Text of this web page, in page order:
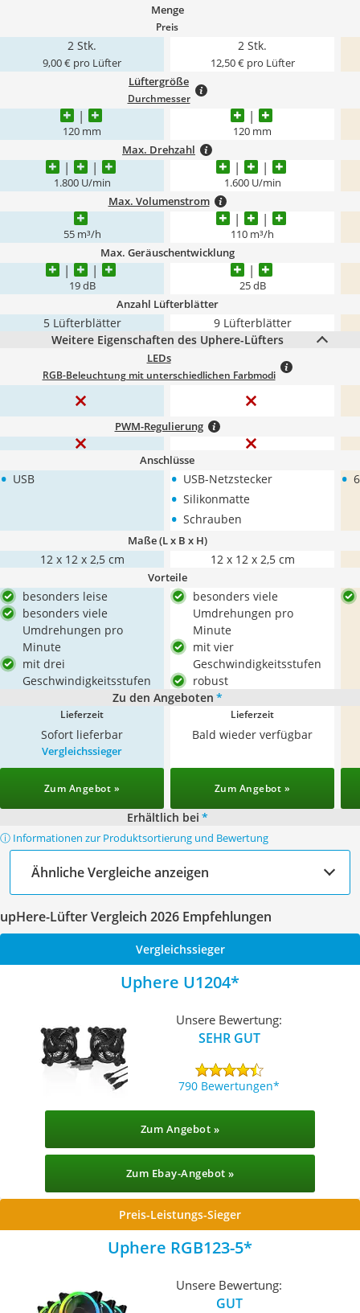
Menge
Preis
2 Stk.
9,00 € pro Lüfter
2 Stk.
12,50 € pro Lüfter
Lüftergröße
Durchmesser
120 mm 120 mm
Max. Drehzahl
1.800 U/min 1.600 U/min
Max. Volumenstrom
55 m³/h 110 m³/h
Max. Geräuschentwicklung
19 dB 25 dB
Anzahl Lüfterblätter
5 Lüfterblätter
9 Lüfterblätter
Weitere Eigenschaften des Uphere-Lüfters
LEDs
RGB-Beleuchtung mit unterschiedlichen Farbmodi
PWM-Regulierung
Anschlüsse
• USB • USB-Netzstecker
• Silikonmatte
• Schrauben
•
Maße (L x B x H)
12 x 12 x 2,5 cm 12 x 12 x 2,5 cm
Vorteile
besonders leise
besonders viele
Umdrehungen pro
Minute
mit drei
Geschwindigkeitsstufen
besonders viele
Umdrehungen pro
Minute
mit vier
Geschwindigkeitsstufen
robust
Zu den Angeboten *
Lieferzeit
Sofort lieferbar
Lieferzeit
Bald wieder verfügbar
Vergleichssieger
Zum Angebot » Zum Angebot »
Erhältlich bei *
ⓘ Informationen zur Produktsortierung und Bewertung
Ähnliche Vergleiche anzeigen
upHere-Lüfter Vergleich 2026 Empfehlungen
Vergleichssieger
Uphere U1204
Unsere Bewertung:
SEHR GUT
790 Bewertungen
Zum Angebot »
Zum Ebay-Angebot »
Preis-Leistungs-Sieger
Uphere RGB123-5
Unsere Bewertung:
GUT